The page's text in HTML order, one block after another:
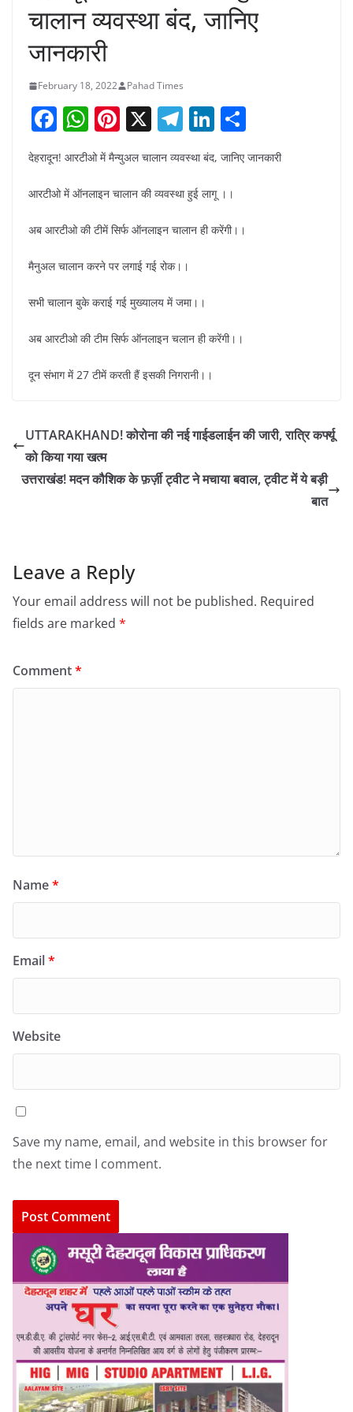
चालान व्यवस्था बंद, जानिए
जानकारी
February 18, 2022 Pahad Times
F
c
e
b
o
o
k
W
h
at
s
A
p
p
Pi
er
e
st
X T
e
gr
a
m
Li
k
e
dI
n
ar
देहरादून! आरटीओ में मैन्युअल चालान व्यवस्था बंद, जानिए जानकारी
आरटीओ में ऑनलाइन चालान की व्यवस्था हुई लागू ।।
अब आरटीओ की टीमें सिर्फ ऑनलाइन चालान ही करेंगी।।
मैनुअल चालान करने पर लगाई गई रोक।।
सभी चालान बुके कराई गई मुख्यालय में जमा।।
अब आरटीओ की टीम सिर्फ ऑनलाइन चलान ही करेंगी।।
दून संभाग में 27 टीमें करती हैं इसकी निगरानी।।
UTTARAKHAND! कोरोना की नई गाईडलाईन की जारी, रात्रि कर्फ्यू
को किया गया खत्म
उत्तराखंड! मदन कौशिक के फ़र्ज़ी ट्वीट ने मचाया बवाल, ट्वीट में ये बड़ी
बात
Leave a Reply
Your email address will not be published. Required
fields are marked *
Comment*
Name*
Email*
Website
Save my name, email, and website in this browser for
the next time I comment.